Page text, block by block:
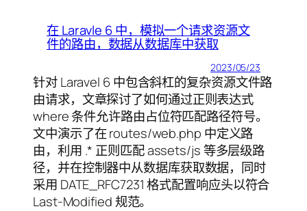
在 Laravle 6 中，模拟一个请求资源文
件的路由，数据从数据库中获取
2023/05/23
针对 Laravel 6 中包含斜杠的复杂资源文件路
由请求，文章探讨了如何通过正则表达式
where 条件允许路由占位符匹配路径符号。
文中演示了在 routes/web.php 中定义路
由，利用 .* 正则匹配 assets/js 等多层级路
径，并在控制器中从数据库获取数据，同时
采用 DATE_RFC7231 格式配置响应头以符合
Last-Modified 规范。